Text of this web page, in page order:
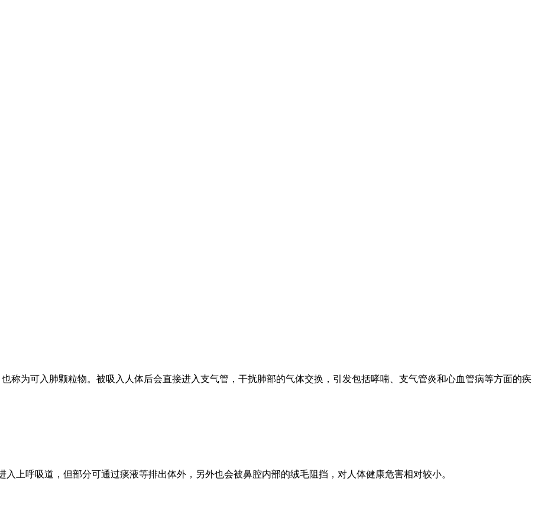
称为可入肺颗粒物。被吸入人体后会直接进入支气管，干扰肺部的气体交换，引发包括哮喘、支气管炎和心血管病等方面的疾
上呼吸道，但部分可通过痰液等排出体外，另外也会被鼻腔内部的绒毛阻挡，对人体健康危害相对较小。